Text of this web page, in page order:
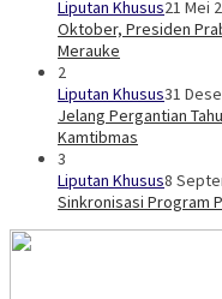
Liputan Khusus21 Mei
Oktober, Presiden
Merauke
2
Liputan Khusus31
Jelang Pergantian
Kamtibmas
3
Liputan Khusus8
Sinkronisasi Program